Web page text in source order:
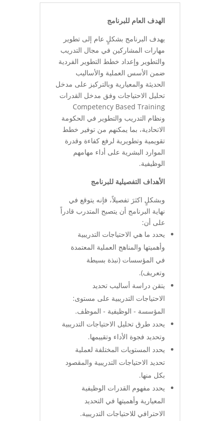
الهدف العام للبرنامج
يهدف البرنامج بشكلٍ عام إلى تطوير
مهارات المشاركين في مجال التدريب
والتطوير وإعداد خطط التطوير الفردية
ضمن الأسس العملية والأساليب
الحديثة والمعيارية وبالتركيز على مدخل
تحليل الاحتياجات وفق مدخل القدرات
Competency Based Training
ونظام التدريب والتطوير في الحكومة
الاتحادية، بما يمكنهم من توفير خطط
تقويمية وتطويرية لرفع كفاءة وقدرة
الموارد البشرية على أداء مهامهم
الوظيفية.
الأهداف التفصيلية للبرنامج
وبشكلٍ اكثرَ تفصيلاً، فإنه يتوقع في
نهاية البرنامج أن يتصبح المتدرب قادراً
على أن:
يحدد ما هي الاحتياجات التدريبية
وأهميتها والمناهج العملية المعتمدة
في المؤسسات (نبذة بسيطة
وتعريف).
يتقن دراسة أساليب تحديد
الاحتياجات التدريبية على مستوى:
المؤسسة - الوظيفية - الموظف.
يحدد طرق تحليل الاحتياجات التدريبية
وتحديد فجوة الأداء وتقييمها.
يحدد المستويات المختلفة لعملية
تحديد الاحتياجات التدريبية والمقصود
بكل منها.
يحدد مفهوم القدرات الوظيفية
المعيارية وأهميتها في التحديد
الاحترافي للاحتياجات التدريبية.